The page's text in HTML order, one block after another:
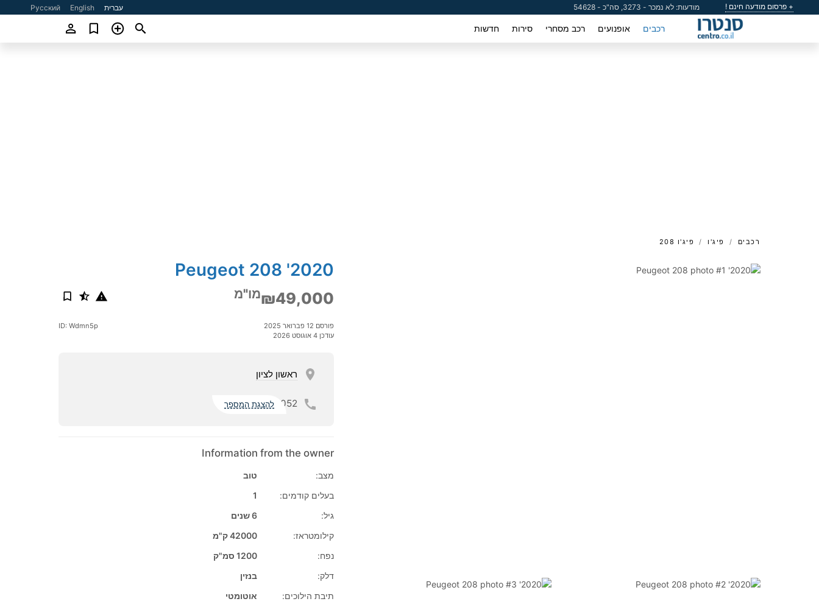
+ פרסום מודעה חינם ! מודעות: לא נמכר - 3273, סה"כ - 54628 עברית English
Русский
רכבים אופנועים רכב מסחרי סירות חדשות
רכבים פיג'ו פיג'ו 208
2020' Peugeot 208
₪49,000מו"מ
פורסם 12 פברואר 2025
עודכן 4 אוגוסט 2026
ID: Wdmn5p
ראשון לציון
052 להצגת המספר
Information from the owner
מצב:
טוב
בעלים קודמים:
1
גיל:
6 שנים
קילומטראז:
42000 ק"מ
נפח:
1200 סמ"ק
דלק:
בנזין
תיבת הילוכים:
אוטומטי